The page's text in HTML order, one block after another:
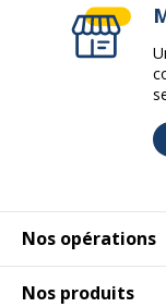
Nos opérations
Nos produits